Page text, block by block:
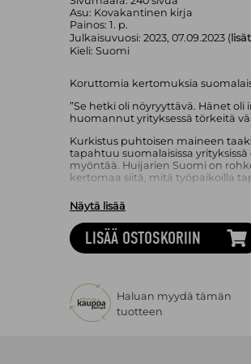
Asu: Kovakantinen kirja
Painos: 1. p.
Julkaisuvuosi: 2023, 07.09.2023 (
Kieli: Suomi
Koruttomia kertomuksia
”Se hetki oli nöyryyttävä. Hänet
huomannut yrityksessä törkeitä
Kurkistus puhtoisen maineen
tapahtuu suomalaisissa
myöntää. Huijarien Suomi on
kertomaa siitä, mitä työpaikoilla
Väärinkäytöksen huomannut
epäuskosta pettymykseen ja jopa
kamppailunsa kanssa täysin
nähnyt välähdyksiä, mutta joka
seuraamuksiin.
Organisaatioissa tapahtuvat
kilpailukykyyn myös koko
Paavolan teos on kuvaus
tehdä varkaan. Kirja auttaa myös
väärinkäytökseen ja mitkä seikat
Näytä lisää
LISÄÄ OSTOSKORIIN
Haluan myydä tämän
tuotteen